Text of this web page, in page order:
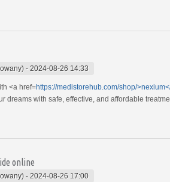
- 2024-08-26 14:33
<a href=https://medistorehub.com/shop/
dreams with safe, effective, and affordable
online
- 2024-08-26 17:00